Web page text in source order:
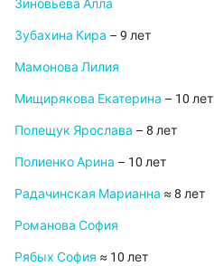
Зиновьева Алла
Зубахина Кира – 9 лет
Мамонова Лилия
Мищирякова Екатерина – 10 лет
Полещук Ярослава – 8 лет
Полиенко Арина – 10 лет
Радачинская Марианна ≈ 8 лет
Романова София
Рябых София ≈ 10 лет